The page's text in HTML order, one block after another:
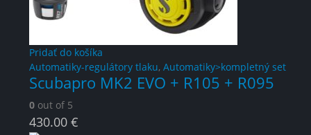
Pridať do košíka
Automatiky-regulátory tlaku, Automatiky>kompletný set
Scubapro MK2 EVO + R105 + R095
0 out of 5
430.00 €